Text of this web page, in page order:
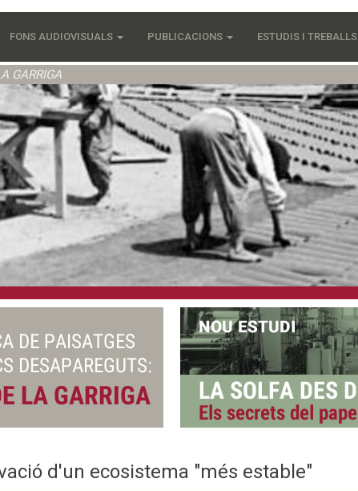
FONS AUDIOVISUALS PUBLICACIONS ESTUDIS I TREBALLS
GARRIGA
d'un ecosistema "més estable"